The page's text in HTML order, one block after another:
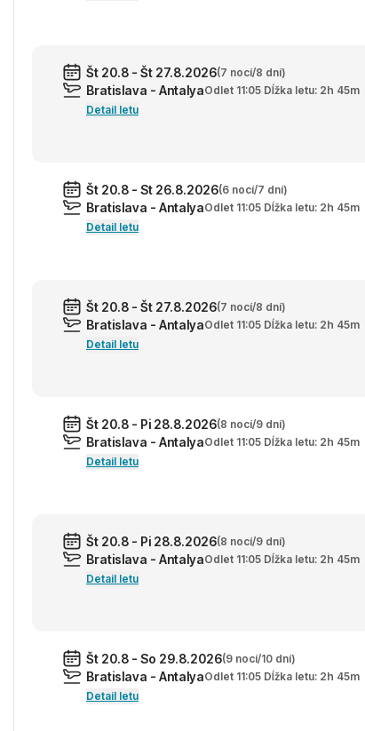
Št 20.8 - Št 27.8.2026(7 nocí/8 dní)
Bratislava - AntalyaOdlet 11:05 Dĺžka letu: 2h 45m
Detail letu
Št 20.8 - St 26.8.2026(6 nocí/7 dní)
Bratislava - AntalyaOdlet 11:05 Dĺžka letu: 2h 45m
Detail letu
Št 20.8 - Št 27.8.2026(7 nocí/8 dní)
Bratislava - AntalyaOdlet 11:05 Dĺžka letu: 2h 45m
Detail letu
Št 20.8 - Pi 28.8.2026(8 nocí/9 dní)
Bratislava - AntalyaOdlet 11:05 Dĺžka letu: 2h 45m
Detail letu
Št 20.8 - Pi 28.8.2026(8 nocí/9 dní)
Bratislava - AntalyaOdlet 11:05 Dĺžka letu: 2h 45m
Detail letu
Št 20.8 - So 29.8.2026(9 nocí/10 dní)
Bratislava - AntalyaOdlet 11:05 Dĺžka letu: 2h 45m
Detail letu